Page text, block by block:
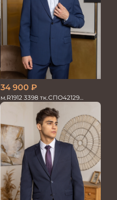
34 900 ₽
м.R1912 3398 тк.СПО42129
Костюм мужской